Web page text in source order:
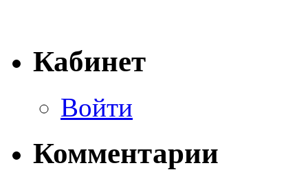
Кабинет
Войти
Комментарии